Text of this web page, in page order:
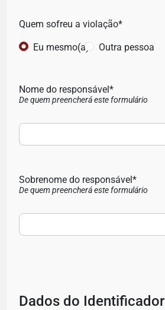
Quem sofreu a violação*
Eu mesmo(a) Outra pessoa
Nome do responsável*
De quem preencherá este formulário
Sobrenome do responsável*
De quem preencherá este formulário
Dados do Identificador